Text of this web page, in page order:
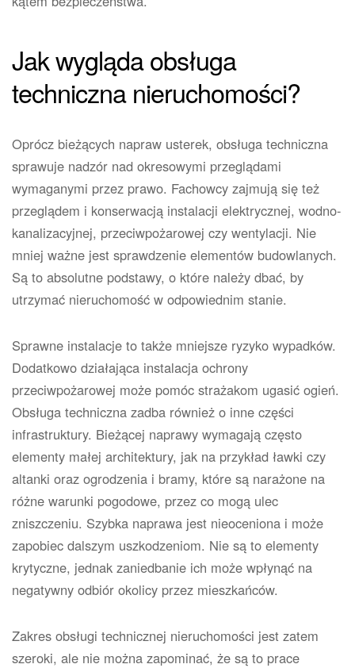
Jak wygląda obsługa
techniczna nieruchomości?
Oprócz bieżących napraw usterek, obsługa techniczna
sprawuje nadzór nad okresowymi przeglądami
wymaganymi przez prawo. Fachowcy zajmują się też
przeglądem i konserwacją instalacji elektrycznej, wodno-
kanalizacyjnej, przeciwpożarowej czy wentylacji. Nie
mniej ważne jest sprawdzenie elementów budowlanych.
Są to absolutne podstawy, o które należy dbać, by
utrzymać nieruchomość w odpowiednim stanie.
Sprawne instalacje to także mniejsze ryzyko wypadków.
Dodatkowo działająca instalacja ochrony
przeciwpożarowej może pomóc strażakom ugasić ogień.
Obsługa techniczna zadba również o inne części
infrastruktury. Bieżącej naprawy wymagają często
elementy małej architektury, jak na przykład ławki czy
altanki oraz ogrodzenia i bramy, które są narażone na
różne warunki pogodowe, przez co mogą ulec
zniszczeniu. Szybka naprawa jest nieoceniona i może
zapobiec dalszym uszkodzeniom. Nie są to elementy
krytyczne, jednak zaniedbanie ich może wpłynąć na
negatywny odbiór okolicy przez mieszkańców.
Zakres obsługi technicznej nieruchomości jest zatem
szeroki, ale nie można zapominać, że są to prace